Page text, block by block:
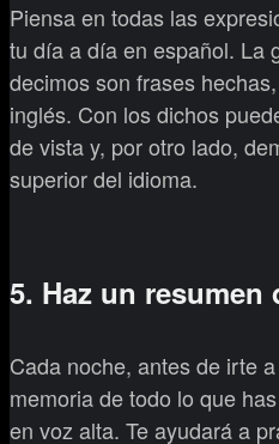
Piensa en todas las
tu día a día en español. La
decimos son frases
inglés. Con los dichos
de vista y, por otro lado,
superior del idioma.
5. Haz un
Cada noche, antes de irte
memoria de todo lo que
en voz alta. Te ayudará a